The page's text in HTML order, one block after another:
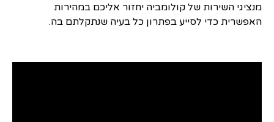
מנציגי השירות של קולומביה יחזור אליכם במהירות
האפשרית כדי לסייע בפתרון כל בעיה שנתקלתם בה.